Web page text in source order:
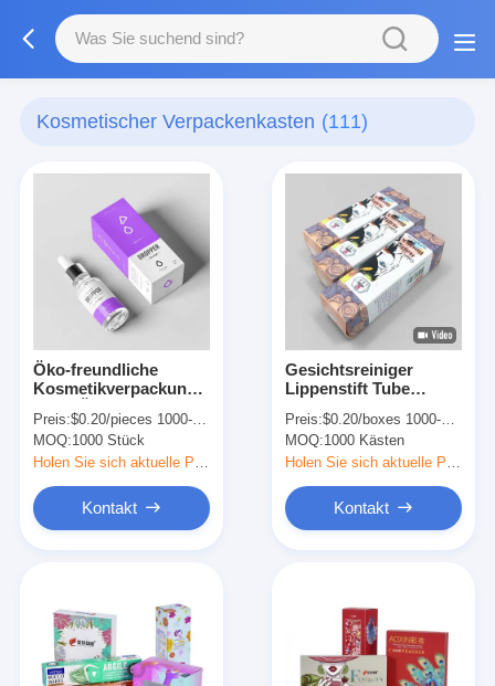
Kosmetischer Verpackenkasten (111)
Öko-freundliche
Kosmetikverpackung
Verpackungskiste
Preis:$0.20/pieces 1000-4999 pieces
MOQ:1000 Stück
Kontakt
Gesichtsreiniger
Lippenstift Tube
Kosmetikpapier
Lippenstift
Verpackungskiste
Preis:$0.20/boxes 1000-2999 boxes
MOQ:1000 Kästen
Kontakt